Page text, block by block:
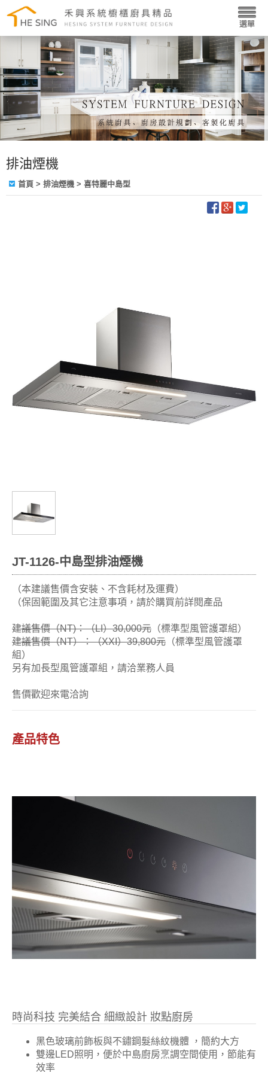
排油煙機
首頁 > 排油煙機 > 喜特麗中島型
JT-1126-中島型排油煙機
（本建議售價含安裝、不含耗材及運費）
（保固範圍及其它注意事項，請於購買前詳閱產品
建議售價（NT)：（LI）30,000元 （標準型風管護罩組）
建議售價（NT）：（XXI）39,800元 （標準型風管護罩
組）
另有加長型風管護罩組，請洽業務人員
售價歡迎來電洽詢
產品特色
時尚科技 完美結合 細緻設計 妝點廚房
黑色玻璃前飾板與不鏽鋼髮絲紋機體 ，簡約大方
雙邊LED照明，便於中島廚房烹調空間使用，節能有
效率